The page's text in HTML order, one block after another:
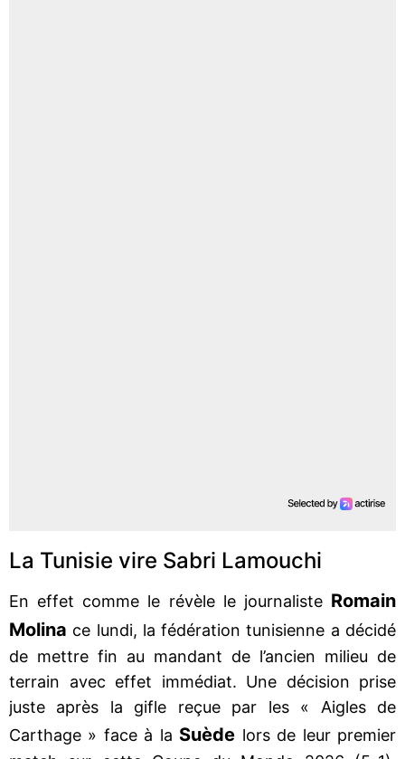
La Tunisie vire Sabri Lamouchi
En effet comme le révèle le journaliste Romain
Molina ce lundi, la fédération tunisienne a décidé
de mettre fin au mandant de l’ancien milieu de
terrain avec effet immédiat. Une décision prise
juste après la gifle reçue par les « Aigles de
Carthage » face à la Suède lors de leur premier